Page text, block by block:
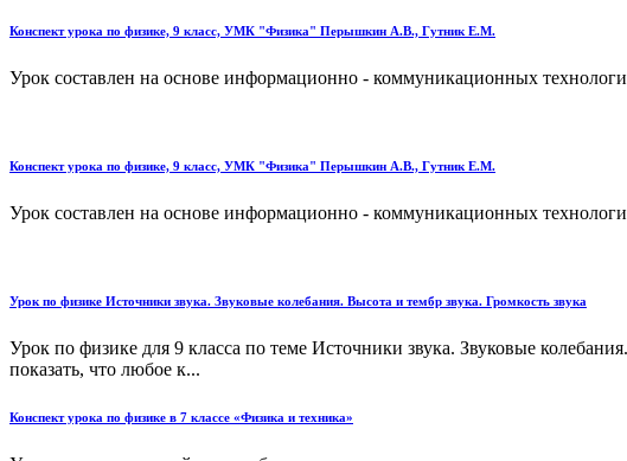
Конспект урока по физике, 9 класс, УМК "Физика" Перышкин А.В., Гутник Е.М.
Урок составлен на основе информационно - коммуникационных
Конспект урока по физике, 9 класс, УМК "Физика" Перышкин А.В., Гутник Е.М.
Урок составлен на основе информационно - коммуникационных
Урок по физике Источники звука. Звуковые колебания. Высота и тембр звука. Громкость звука
Урок по физике для 9 класса по теме Источники звука. Звуковые
показать, что любое к...
Конспект урока по физике в 7 классе «Физика и техника»